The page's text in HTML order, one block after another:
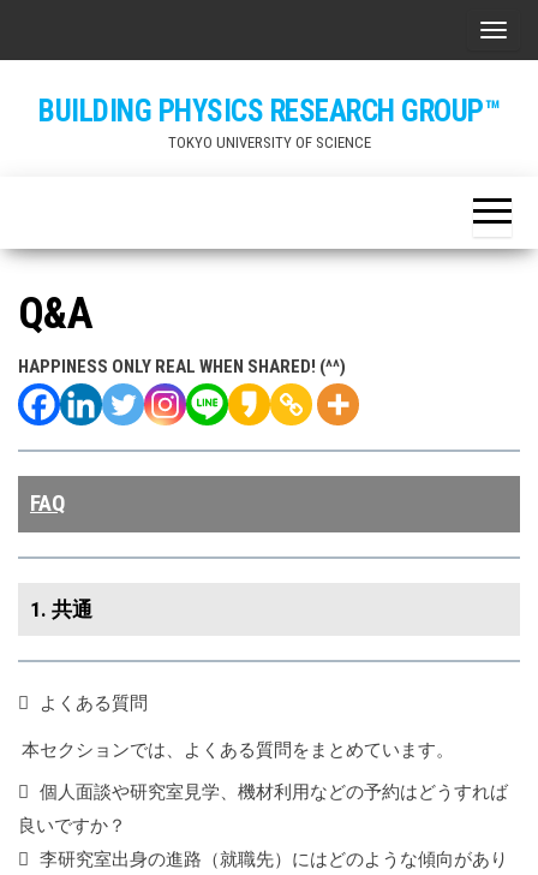
content
ナビ
BUILDING PHYSICS RESEARCH GROUP™
TOKYO UNIVERSITY OF SCIENCE
Q&A
HAPPINESS ONLY REAL WHEN SHARED! (^^)
FAQ
1. 共通
よくある質問
本セクションでは、よくある質問をまとめています。
個人面談や研究室見学、機材利用などの予約はどうすれば
良いですか？
李研究室出身の進路（就職先）にはどのような傾向があり